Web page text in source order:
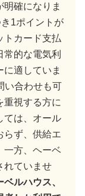
確になりま
1ポイントが
トカード支払
的な電気利
適していま
い合わせも可
重視する方に
ては、オール
らず、供給エ
一方、ヘーベ
れていませ
ベルハウス、